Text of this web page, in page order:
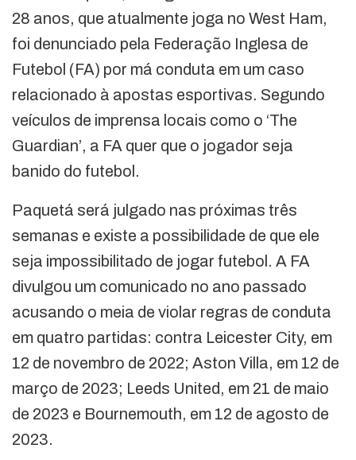
28 anos, que atualmente joga no West Ham,
foi denunciado pela Federação Inglesa de
Futebol (FA) por má conduta em um caso
relacionado à apostas esportivas. Segundo
veículos de imprensa locais como o ‘The
Guardian’, a FA quer que o jogador seja
banido do futebol.
Paquetá será julgado nas próximas três
semanas e existe a possibilidade de que ele
seja impossibilitado de jogar futebol. A FA
divulgou um comunicado no ano passado
acusando o meia de violar regras de conduta
em quatro partidas: contra Leicester City, em
12 de novembro de 2022; Aston Villa, em 12 de
março de 2023; Leeds United, em 21 de maio
de 2023 e Bournemouth, em 12 de agosto de
2023.